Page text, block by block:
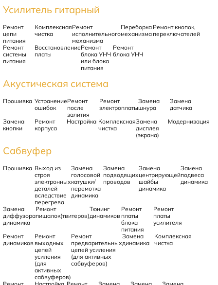
Усилитель гитарный
Ремонт
цепи
питания
Комплексная
чистка
Ремонт
исполнительного
механизма
Переборка
механизма
Ремонт кнопок,
переключателей
Ремонт
системы
питания
Восстановление
платы
Ремонт
блока УНЧ
или блока
питания
Ремонт
блока УНЧ
Акустическая система
Прошивка Устранение
ошибок
Ремонт
после
залития
Ремонт
электроплаты
Замена
шнура
Замена
датчика
Замена
кнопки
Ремонт
корпуса
Настройка Комплексная
чистка
Замена
дисплея
(экрана)
Модернизация
Сабвуфер
Прошивка Выход из
строя
электронных
деталей
вследствие
перегрева
Замена
голосовой
катушки/
перемотка
динамика
Замена
подводящих
проводов
Замена
центрирующей
шайбы
динамика
Замена
подвеса
динамика
Замена
диффузора
динамика
Ремонт
пищалок(твитеров)
Тюнинг
динамиков
Ремонт
платы
блока
питания
Ремонт
платы
усилителя
Ремонт
динамиков
Ремонт
выходных
цепей
усиления
(для
активных
сабвуферов)
Ремонт
предварительных
цепей усиления
(для активных
сабвуферов)
Замена
динамика
Комплексная
чистка